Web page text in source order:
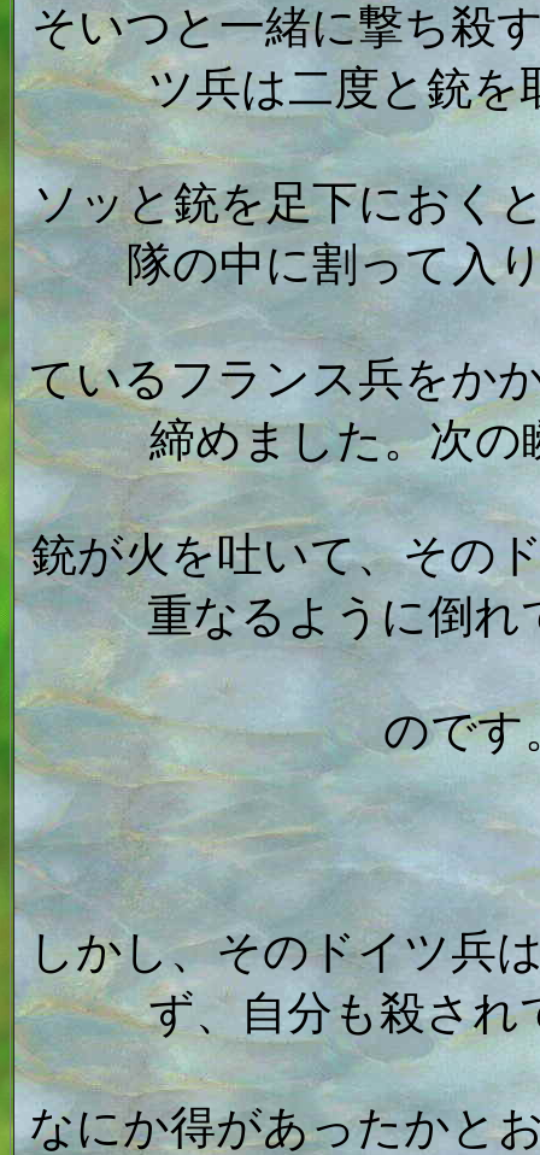
そいつと一緒に撃ち殺
ツ兵は二度と銃を
ソッと銃を足下におく
隊の中に割って入
ているフランス兵をか
締めました。次の
銃が火を吐いて、その
重なるように倒れ
ので
しかし、そのドイツ兵
ず、自分も殺され
なにか得があったかと